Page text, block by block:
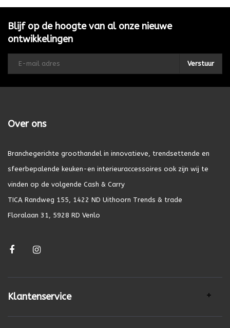
Blijf op de hoogte van al onze nieuwe
ontwikkelingen
Verstuur
Over ons
Branchegerichte groothandel in innovatieve, trendsettende en
sfeerbepalende keuken-en interieuraccessoires ook zijn wij te
vinden op de volgende Cash & Carry
TICA Randweg 155, 1422 ND Uithoorn Trends & trade
Floralaan 31, 5928 RD Venlo
Klantenservice